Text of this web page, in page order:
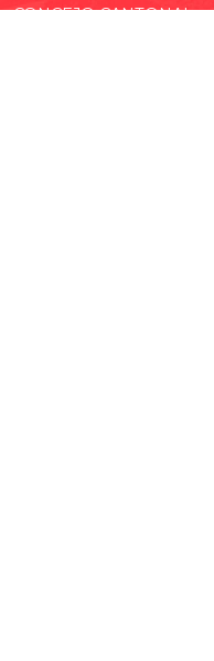
· CONCEJO CANTONAL